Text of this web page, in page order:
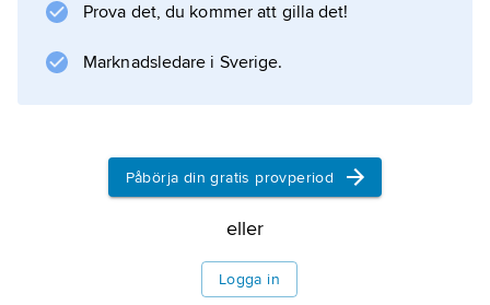
Prova det, du kommer att gilla det!
Marknadsledare i Sverige.
Påbörja din gratis provperiod
eller
Logga in